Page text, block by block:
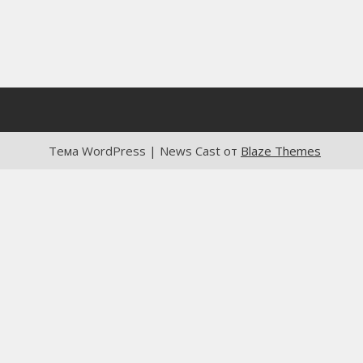
Тема WordPress | News Cast от Blaze Themes